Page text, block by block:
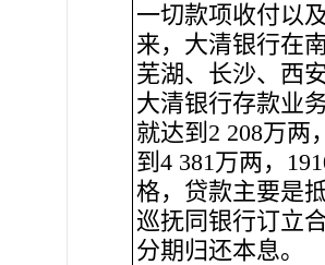
一切款项收付以
来，大清银行在
芜湖、长沙、西
大清银行存款业
就达到2 208万两
到4 381万两，
格，贷款主要是
巡抚同银行订立
分期归还本息。